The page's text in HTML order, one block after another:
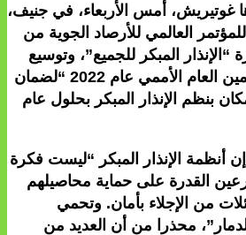
غوتيريش، أمس الأربعاء، في جنيف،
للمؤتمر العالمي للأرصاد الجوية من
“الإنذار المبكر للجميع”، وتوسيع
نطاقها، التي أطلقها الأمين العام الأممي عام 2022 “لضمان
بنظم الإنذار المبكر بحلول عام
أنظمة الإنذار المبكر “ليست فكرة
القدرة على حماية محاصيلهم
من الإجلاء بأمان. وتحمي
محذرا من أن العديد من